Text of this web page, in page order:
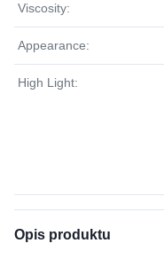
Viscosity:
Appearance:
High Light:
Opis produktu